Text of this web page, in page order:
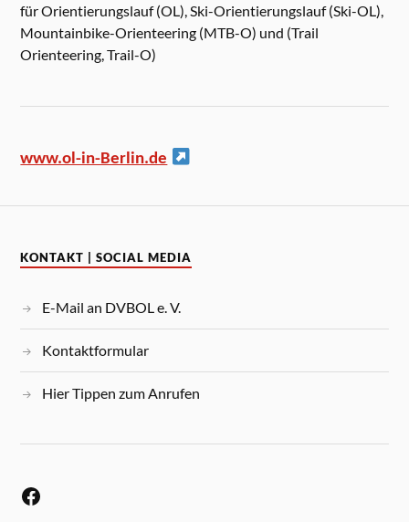
für Orientierungslauf (OL), Ski-Orientierungslauf (Ski-OL),
Mountainbike-Orienteering (MTB-O) und (Trail
Orienteering, Trail-O)
www.ol-in-Berlin.de
KONTAKT | SOCIAL MEDIA
E-Mail an DVBOL e. V.
Kontaktformular
Hier Tippen zum Anrufen